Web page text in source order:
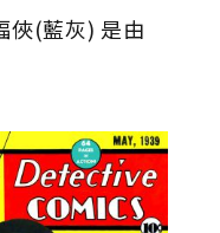
俠(藍灰) 是由